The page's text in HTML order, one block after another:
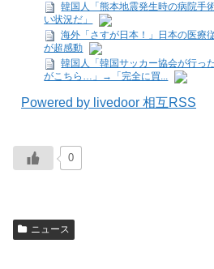
韓国人「熊本地震発生時の病院手
い状況だ」
海外「さすが日本！」日本の医療
が超感動
韓国人「韓国サッカー協会が行っ
がこちら…」→「完全に買...
Powered by livedoor 相互RSS
0
ニュース